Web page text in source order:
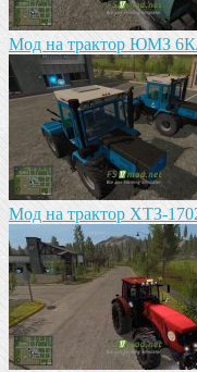
Мод на трактор ЮМЗ
Mод на трактор ХТЗ-